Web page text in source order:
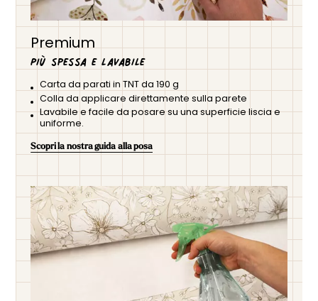
Premium
Più spessa e lavabile
Carta da parati in TNT da 190 g
Colla da applicare direttamente sulla parete
Lavabile e facile da posare su una superficie liscia e
uniforme.
Scopri la nostra guida alla posa